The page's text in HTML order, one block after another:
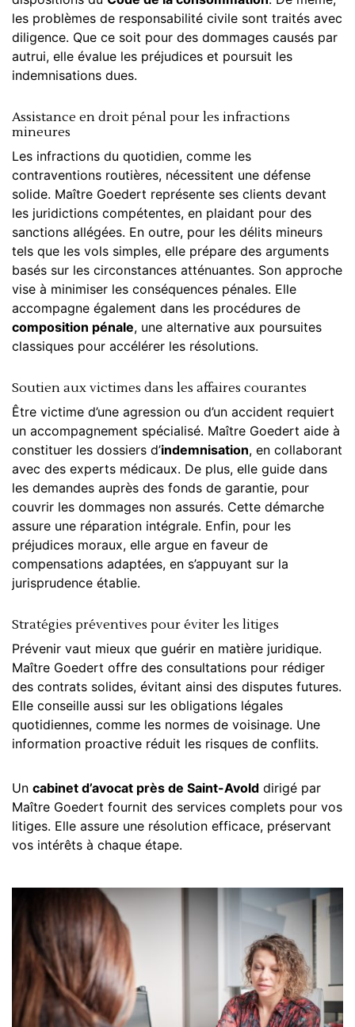
les problèmes de responsabilité civile sont traités avec
diligence. Que ce soit pour des dommages causés par
autrui, elle évalue les préjudices et poursuit les
indemnisations dues.
Assistance en droit pénal pour les infractions
mineures
Les infractions du quotidien, comme les
contraventions routières, nécessitent une défense
solide. Maître Goedert représente ses clients devant
les juridictions compétentes, en plaidant pour des
sanctions allégées. En outre, pour les délits mineurs
tels que les vols simples, elle prépare des arguments
basés sur les circonstances atténuantes. Son approche
vise à minimiser les conséquences pénales. Elle
accompagne également dans les procédures de
composition pénale, une alternative aux poursuites
classiques pour accélérer les résolutions.
Soutien aux victimes dans les affaires courantes
Être victime d’une agression ou d’un accident requiert
un accompagnement spécialisé. Maître Goedert aide à
constituer les dossiers d’indemnisation, en collaborant
avec des experts médicaux. De plus, elle guide dans
les demandes auprès des fonds de garantie, pour
couvrir les dommages non assurés. Cette démarche
assure une réparation intégrale. Enfin, pour les
préjudices moraux, elle argue en faveur de
compensations adaptées, en s’appuyant sur la
jurisprudence établie.
Stratégies préventives pour éviter les litiges
Prévenir vaut mieux que guérir en matière juridique.
Maître Goedert offre des consultations pour rédiger
des contrats solides, évitant ainsi des disputes futures.
Elle conseille aussi sur les obligations légales
quotidiennes, comme les normes de voisinage. Une
information proactive réduit les risques de conflits.
Un cabinet d’avocat près de Saint-Avold dirigé par
Maître Goedert fournit des services complets pour vos
litiges. Elle assure une résolution efficace, préservant
vos intérêts à chaque étape.